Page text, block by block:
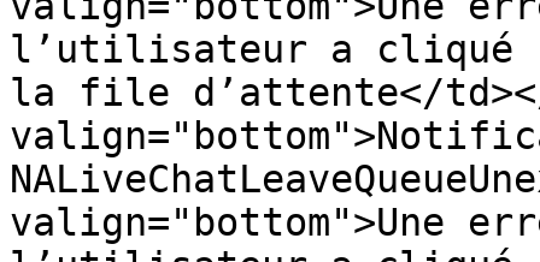
l’utilisateur a cliqué
la file d’attente</
valign="bottom">Une